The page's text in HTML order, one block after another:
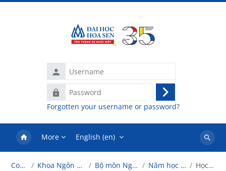
Username
Password
Log
in
Forgotten your username or password?
More English ‎(en)‎
Search
Courses Khoa Ngôn Ngữ - Tâm Lý Bộ môn Ngôn ngữ anh Năm học 2024-2025 Học Kỳ Tết